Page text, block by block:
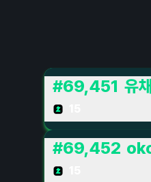
#69,451 유
#69,452